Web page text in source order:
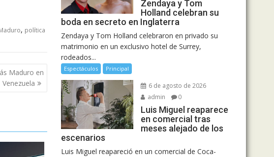
, política
Maduro en
Venezuela
Zendaya y Tom
Holland celebran su
boda en secreto en Inglaterra
Zendaya y Tom Holland celebraron en privado su
matrimonio en un exclusivo hotel de Surrey,
rodeados...
Espectáculos Principal
6 de agosto de 2026
admin
0
Luis Miguel reaparece
en comercial tras
meses alejado de los
escenarios
Luis Miguel reapareció en un comercial de Coca-